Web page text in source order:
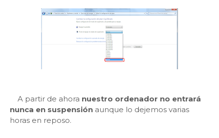
A partir de ahora nuestro ordenador no entrará
nunca en suspensión aunque lo dejemos varias
horas en reposo.